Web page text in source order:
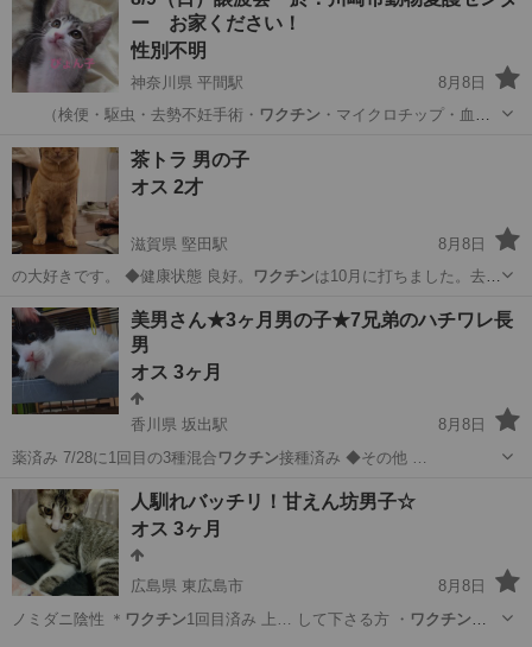
ー お家ください！
性別不明
神奈川県 平間駅
8月8日
（検便・駆虫・去勢不妊手術・ ワクチン ・マイクロチップ・血液
神奈川 川崎市 平間駅 猫
茶トラ 男の子
オス 2才
滋賀県 堅田駅
8月8日
の大好きです。 ◆健康状態 良好。
ワクチンは10月に打ちました。去勢
滋賀 大津市 堅田駅
美男さん★3ヶ月男の子★7兄弟のハチワレ長
男
オス 3ヶ月
香川県 坂出駅
8月8日
薬済み 7/28に1回目の3種混合 ワクチン 接種済み ◆その他 …
香川 坂出市 坂出駅 特徴
人馴れバッチリ！甘えん坊男子☆
オス 3ヶ月
広島県 東広島市
8月8日
ノミダニ陰性 ＊ ワクチン 1回目済み 上… して下さる方 ・ ワクチン